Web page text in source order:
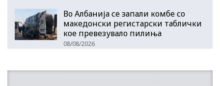
Во Албанија се запали комбе со
македонски регистарски таблички
кое превезувало пилиња
08/08/2026